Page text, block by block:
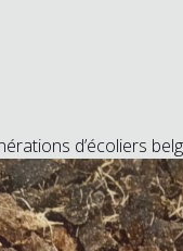
d’écoliers